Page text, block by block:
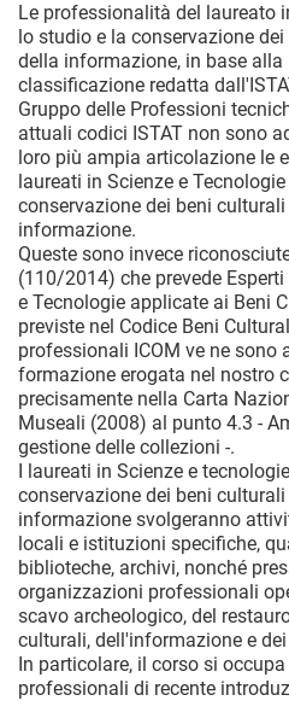
Le professionalità del laureato
lo studio e la conservazione
della informazione, in base
classificazione redatta
Gruppo delle Professioni
attuali codici ISTAT non sono
loro più ampia articolazione le
laureati in Scienze e
conservazione dei beni
informazione.
Queste sono invece
(110/2014) che prevede
e Tecnologie applicate ai Beni
previste nel Codice Beni
professionali ICOM ve ne sono
formazione erogata nel nostro
precisamente nella Carta
Museali (2008) al punto 4.3 -
gestione delle collezioni -.
I laureati in Scienze e
conservazione dei beni
informazione svolgeranno
locali e istituzioni specifiche,
biblioteche, archivi, nonché
organizzazioni professionali
scavo archeologico, del
culturali, dell'informazione e
In particolare, il corso si
professionali di recente